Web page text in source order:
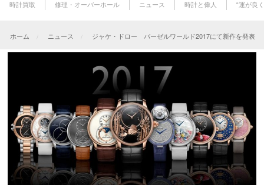
時計買取 修理・オーバーホール ニュース 時計と偉人 “運が良
ホーム ニュース ジャケ・ドロー バーゼルワールド2017にて新作を発表